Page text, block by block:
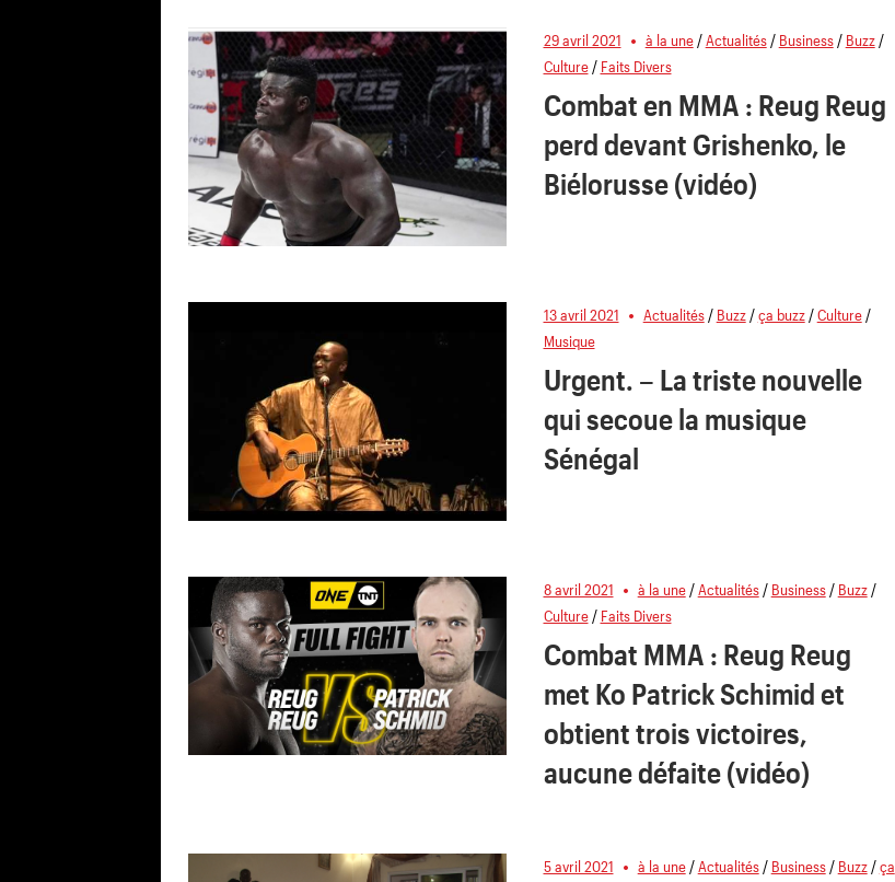
29 avril 2021 à la une/Actualités/ Business/ Buzz/
Culture/ Faits Divers
Combat en MMA : Reug Reug
perd devant Grishenko, le
Biélorusse (vidéo)
13 avril 2021 Actualités/ Buzz/ça buzz/Culture/
Musique
Urgent. – La triste nouvelle
qui secoue la musique
Sénégal
8 avril 2021 à la une/Actualités/ Business/ Buzz/
Culture/ Faits Divers
Combat MMA : Reug Reug
met Ko Patrick Schimid et
obtient trois victoires,
aucune défaite (vidéo)
5 avril 2021 à la une/Actualités/ Business/ Buzz/ça